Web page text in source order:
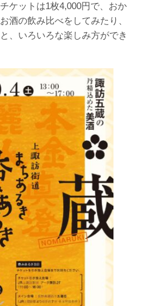
ケットは1枚4,000円で、おか
酒の飲み比べをしてみたり、
、いろいろな楽しみ方ができ